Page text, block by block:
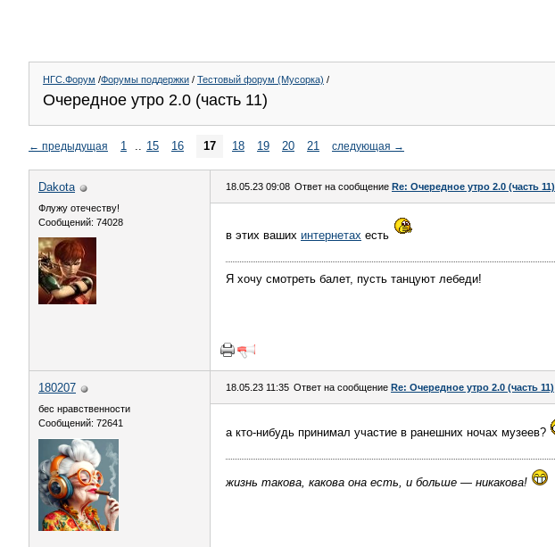
НГС.Форум /Форумы поддержки / Тестовый форум (Мусорка) /
Очередное утро 2.0 (часть 11)
← предыдущая 1 .. 15 16 17 18 19 20 21 следующая →
Dаkota
Флужу отечеству!
Сообщений: 74028
18.05.23 09:08 Ответ на сообщение Re: Очередное утро 2.0 (часть 11)
в этих ваших интернетах есть
Я хочу смотреть балет, пусть танцуют лебеди!
180207
бес нравственности
Сообщений: 72641
18.05.23 11:35 Ответ на сообщение Re: Очередное утро 2.0 (часть 11)
а кто-нибудь принимал участие в ранешних ночах музеев?
жизнь такова, какова она есть, и больше — никакова!